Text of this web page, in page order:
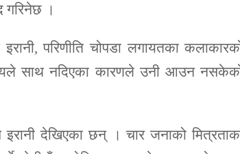
गरिनेछ ।
परिणीति चोपडा लगायतका
साथ नदिएका कारणले उनी आउन
देखिएका छन् । चार जनाको